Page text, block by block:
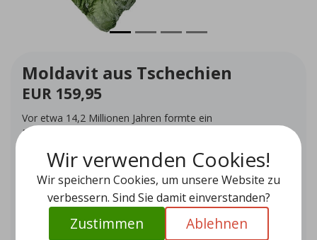
Moldavit aus Tschechien
EUR 159,95
Vor etwa 14,2 Millionen Jahren formte ein
Meteoriteneinschlag Moldavit, einen Stein, der für seine
bekannt ist.
Auf Lager (1)
Wir verwenden Cookies!
Wir speichern Cookies, um unsere Website zu
verbessern. Sind Sie damit einverstanden?
Zustimmen Ablehnen